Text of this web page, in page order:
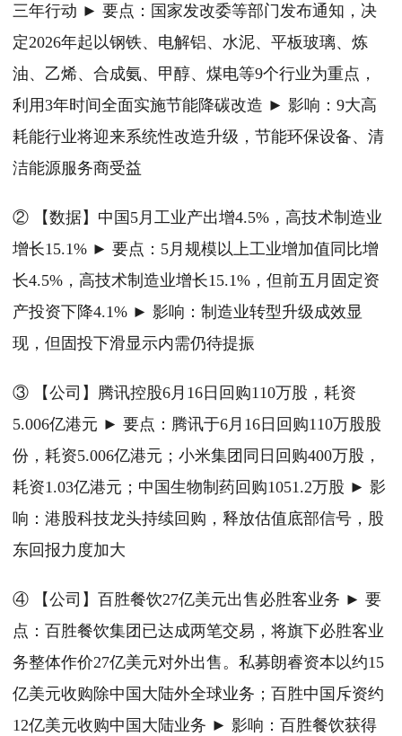
三年行动 ► 要点：国家发改委等部门发布通知，决
定2026年起以钢铁、电解铝、水泥、平板玻璃、炼
油、乙烯、合成氨、甲醇、煤电等9个行业为重点，
利用3年时间全面实施节能降碳改造 ► 影响：9大高
耗能行业将迎来系统性改造升级，节能环保设备、清
洁能源服务商受益
② 【数据】中国5月工业产出增4.5%，高技术制造业
增长15.1% ► 要点：5月规模以上工业增加值同比增
长4.5%，高技术制造业增长15.1%，但前五月固定资
产投资下降4.1% ► 影响：制造业转型升级成效显
现，但固投下滑显示内需仍待提振
③ 【公司】腾讯控股6月16日回购110万股，耗资
5.006亿港元 ► 要点：腾讯于6月16日回购110万股股
份，耗资5.006亿港元；小米集团同日回购400万股，
耗资1.03亿港元；中国生物制药回购1051.2万股 ► 影
响：港股科技龙头持续回购，释放估值底部信号，股
东回报力度加大
④ 【公司】百胜餐饮27亿美元出售必胜客业务 ► 要
点：百胜餐饮集团已达成两笔交易，将旗下必胜客业
务整体作价27亿美元对外出售。私募朗睿资本以约15
亿美元收购除中国大陆外全球业务；百胜中国斥资约
12亿美元收购中国大陆业务 ► 影响：百胜餐饮获得